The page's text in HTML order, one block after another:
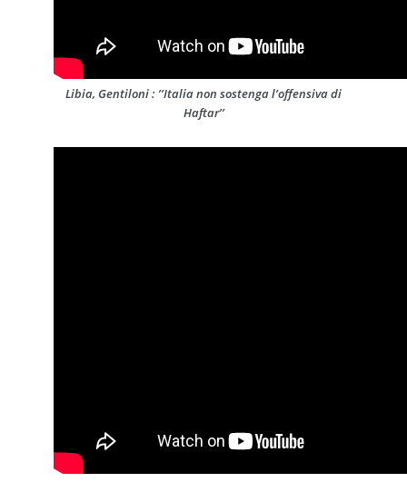
Libia, Gentiloni : ’’Italia non sostenga l’offensiva di
Haftar’’